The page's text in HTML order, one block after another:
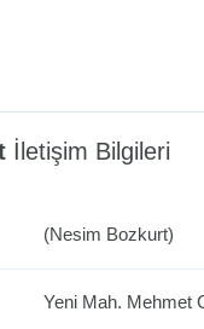
İletişim Bilgileri
(Nesim Bozkurt)
Yeni Mah. Mehmet